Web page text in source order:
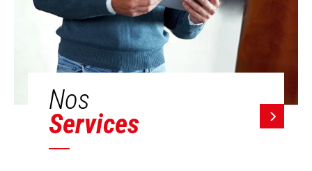
Nos
Services